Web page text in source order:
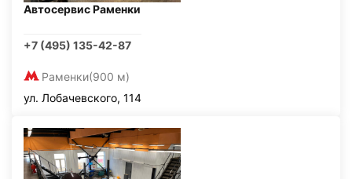
Автосервис Раменки
+7 (495) 135-42-87
Раменки(900 м)
ул. Лобачевского, 114